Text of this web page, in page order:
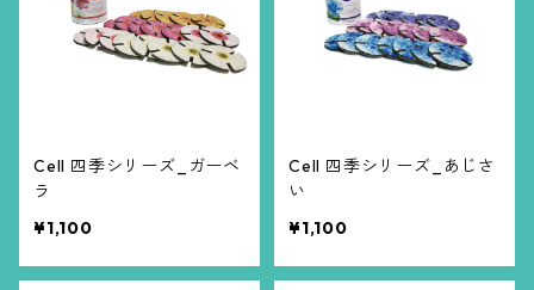
Cell 四季シリーズ_ガーベ
ラ
¥1,100
Cell 四季シリーズ_あじさ
い
¥1,100